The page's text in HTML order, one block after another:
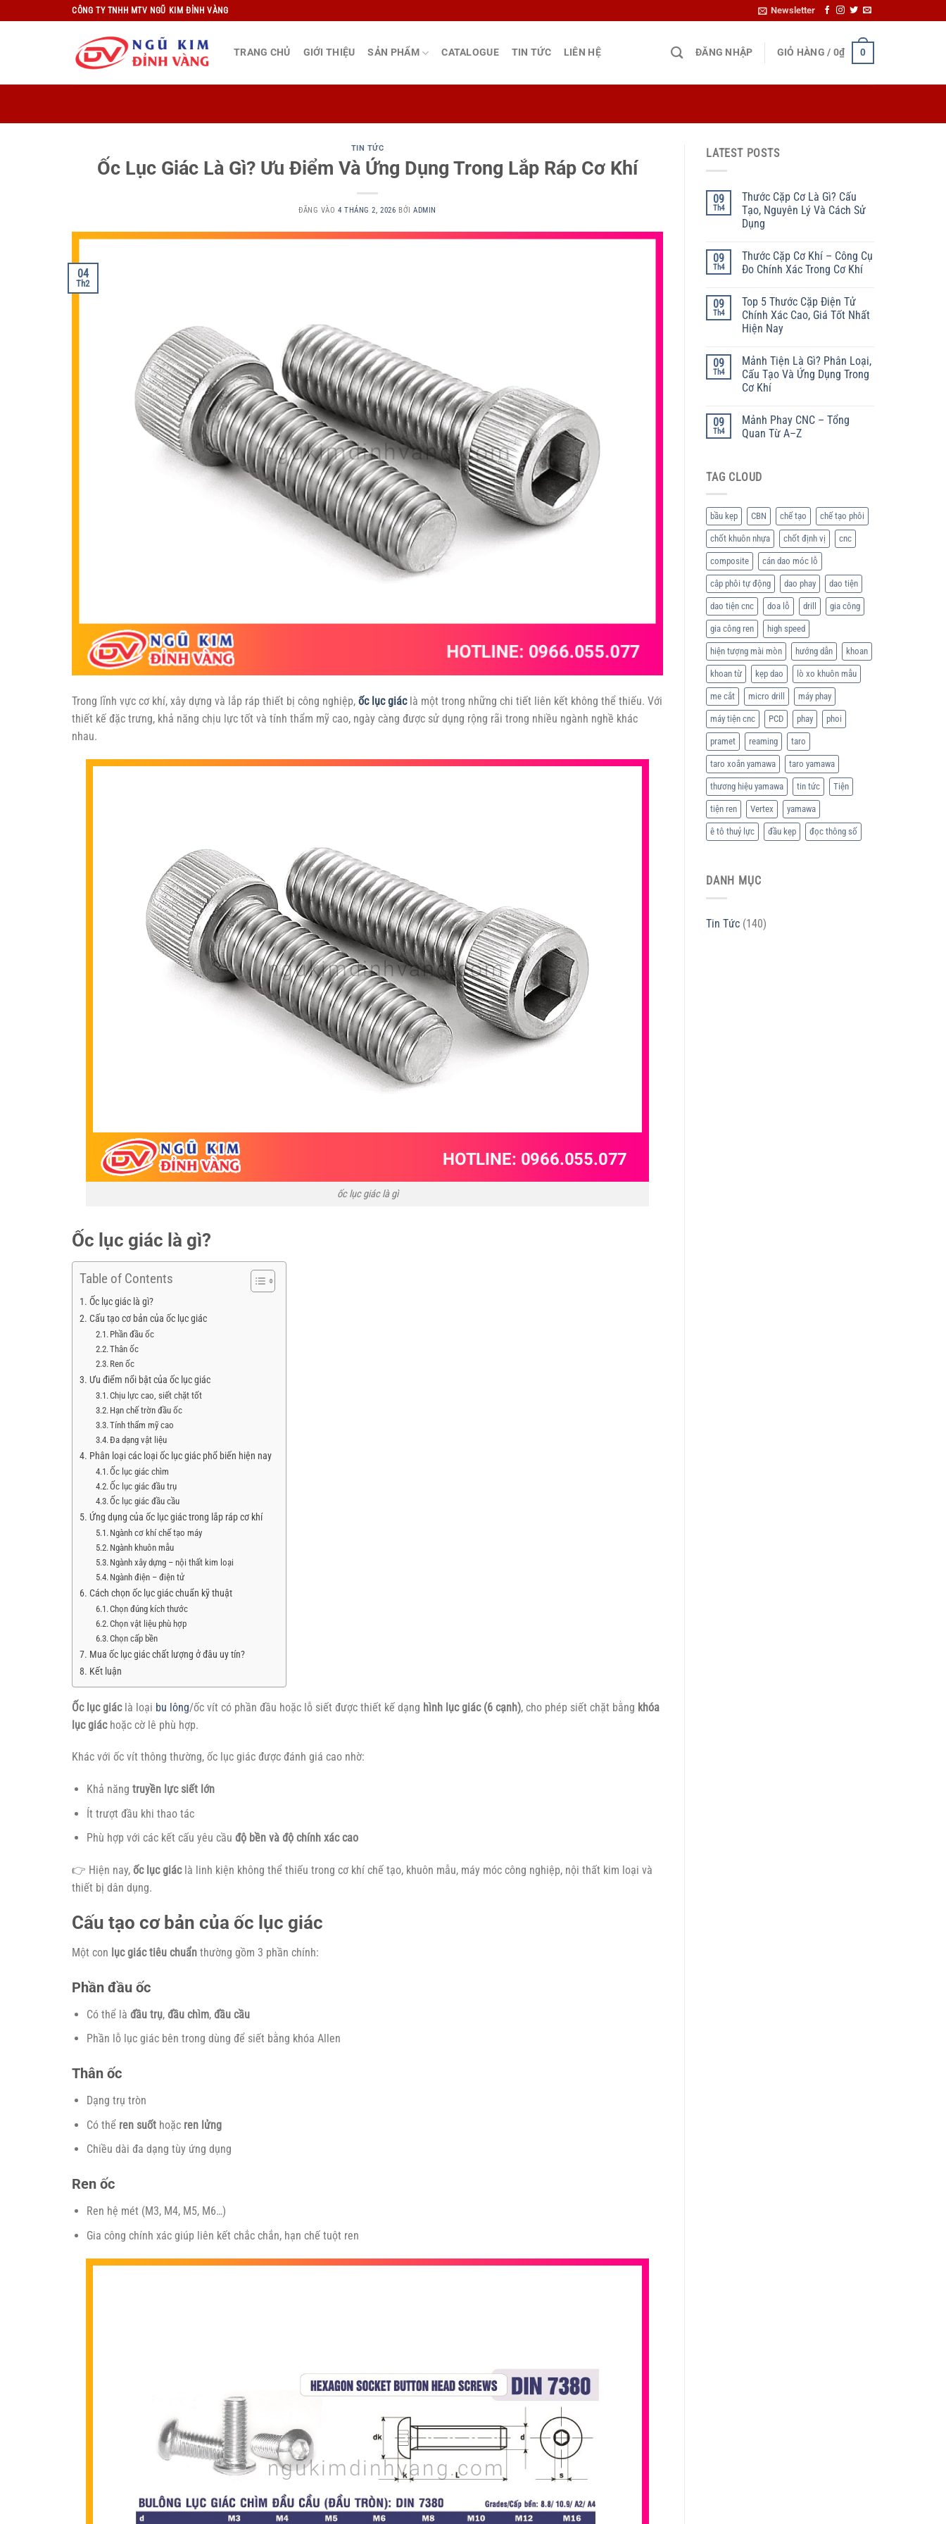
qua
CÔNG TY TNHH MTV NGŨ KIM ĐỈNH VÀNG Newsletter
TRANG CHỦ GIỚI THIỆU SẢN PHẨM CATALOGUE TIN TỨC LIÊN HỆ ĐĂNG NHẬP GIỎ HÀNG / 0₫ 0
TIN TỨC
Ốc Lục Giác Là Gì? Ưu Điểm Và Ứng Dụng Trong Lắp Ráp Cơ Khí
ĐĂNG VÀO 4 THÁNG 2, 2026 BỞIADMIN
04
Th2
Trong lĩnh vực cơ khí, xây dựng và lắp ráp thiết bị công nghiệp, ốc lục giáclà một trong những chi tiết liên kết không thể thiếu. Với
thiết kế đặc trưng, khả năng chịu lực tốt và tính thẩm mỹ cao, ngày càng được sử dụng rộng rãi trong nhiều ngành nghề khác
nhau.
ốc lục giác là gì
Ốc lục giác là gì?
Table of Contents
Ốc lục giác là gì?
Cấu tạo cơ bản của ốc lục giác
Phần đầu ốc
Thân ốc
Ren ốc
Ưu điểm nổi bật của ốc lục giác
Chịu lực cao, siết chặt tốt
Hạn chế trờn đầu ốc
Tính thẩm mỹ cao
Đa dạng vật liệu
Phân loại các loại ốc lục giác phổ biến hiện nay
Ốc lục giác chìm
Ốc lục giác đầu trụ
Ốc lục giác đầu cầu
Ứng dụng của ốc lục giác trong lắp ráp cơ khí
Ngành cơ khí chế tạo máy
Ngành khuôn mẫu
Ngành xây dựng – nội thất kim loại
Ngành điện – điện tử
Cách chọn ốc lục giác chuẩn kỹ thuật
Chọn đúng kích thước
Chọn vật liệu phù hợp
Chọn cấp bền
Mua ốc lục giác chất lượng ở đâu uy tín?
Kết luận
Ốc lục giáclà loại bu lông/ốc vít có phần đầu hoặc lỗ siết được thiết kế dạng hình lục giác (6 cạnh), cho phép siết chặt bằng khóa
lục giáchoặc cờ lê phù hợp.
Khác với ốc vít thông thường, ốc lục giác được đánh giá cao nhờ:
Khả năng truyền lực siết lớn
Ít trượt đầu khi thao tác
Phù hợp với các kết cấu yêu cầu độ bền và độ chính xác cao
👉 Hiện nay, ốc lục giáclà linh kiện không thể thiếu trong cơ khí chế tạo, khuôn mẫu, máy móc công nghiệp, nội thất kim loại và
thiết bị dân dụng.
Cấu tạo cơ bản của ốc lục giác
Một con lục giác tiêu chuẩn thường gồm 3 phần chính:
Phần đầu ốc
Có thể là đầu trụ, đầu chìm, đầu cầu
Phần lỗ lục giác bên trong dùng để siết bằng khóa Allen
Thân ốc
Dạng trụ tròn
Có thể ren suốthoặc ren lửng
Chiều dài đa dạng tùy ứng dụng
Ren ốc
Ren hệ mét (M3, M4, M5, M6…)
Gia công chính xác giúp liên kết chắc chắn, hạn chế tuột ren
LATEST POSTS
09
Th4
Thước Cặp Cơ Là Gì? Cấu
Tạo, Nguyên Lý Và Cách Sử
Dụng
09
Th4
Thước Cặp Cơ Khí – Công Cụ
Đo Chính Xác Trong Cơ Khí
09
Th4
Top 5 Thước Cặp Điện Tử
Chính Xác Cao, Giá Tốt Nhất
Hiện Nay
09
Th4
Mảnh Tiện Là Gì? Phân Loại,
Cấu Tạo Và Ứng Dụng Trong
Cơ Khí
09
Th4
Mảnh Phay CNC – Tổng
Quan Từ A–Z
TAG CLOUD
bầu kẹp CBN chế tạo chế tạo phôi
chốt khuôn nhựa chốt định vị cnc
composite cán dao móc lỗ
câp phôi tự động dao phay dao tiện
dao tiện cnc doa lỗ drill gia công
gia công ren high speed
hiện tượng mài mòn hướng dẫn khoan
khoan từ kẹp dao lò xo khuôn mẫu
me cắt micro drill máy phay
máy tiện cnc PCD phay phoi
pramet reaming taro
taro xoắn yamawa taro yamawa
thương hiệu yamawa tin tức Tiện
tiện ren Vertex yamawa
ê tô thuỷ lực đầu kẹp đọc thông số
DANH MỤC
Tin Tức (140)